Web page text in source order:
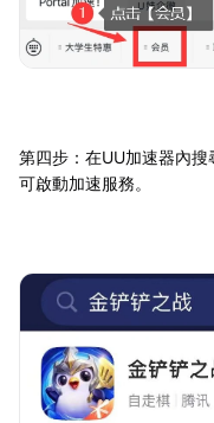
第四步：在UU加速器內
可啟動加速服務。